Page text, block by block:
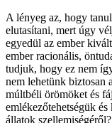
A lényeg az, hogy
elutasítani, mert úgy
egyedül az ember
ember racionális,
tudjuk, hogy ez nem
nem lehetünk biztosan
múltbéli örömöket és
emlékezőtehetségük
állatok